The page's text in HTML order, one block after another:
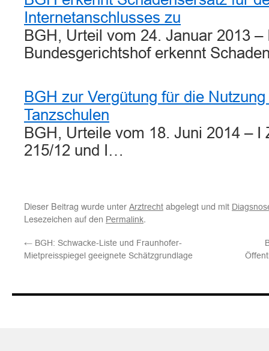
Internetanschlusses zu
BGH, Urteil vom 24. Januar 2013 –
Bundesgerichtshof erkennt
BGH zur Vergütung für die
Tanzschulen
BGH, Urteile vom 18. Juni 2014 – I
215/12 und I…
Dieser Beitrag wurde unter Arztrecht abgelegt und mit
Lesezeichen auf den Permalink.
← BGH: Schwacke-Liste und Fraunhofer-
Mietpreisspiegel geeignete Schätzgrundlage